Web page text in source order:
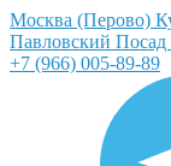
Москва (Перово)
Павловский Посад
+7 (966) 005-89-89